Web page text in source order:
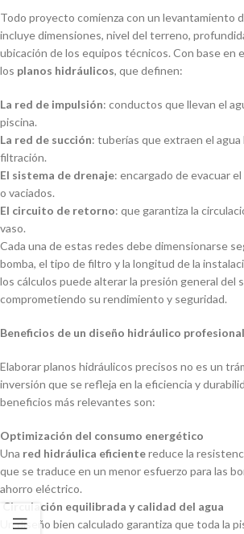
Todo proyecto comienza con un levantamiento
incluye dimensiones, nivel del terreno,
ubicación de los equipos técnicos. Con base en
los planos hidráulicos, que definen:
La red de impulsión: conductos que llevan el
piscina.
La red de succión: tuberías que extraen el agua
filtración.
El sistema de drenaje: encargado de evacuar
o vaciados.
El circuito de retorno: que garantiza la
vaso.
Cada una de estas redes debe dimensionarse
bomba, el tipo de filtro y la longitud de la
los cálculos puede alterar la presión general del
comprometiendo su rendimiento y seguridad.
Beneficios de un diseño hidráulico profesional
Elaborar planos hidráulicos precisos no es un
inversión que se refleja en la eficiencia y
beneficios más relevantes son:
Optimización del consumo energético
Una red hidráulica eficientereduce la
que se traduce en un menor esfuerzo para las
ahorro eléctrico.
Circulación equilibrada y calidad del agua
Un diseño bien calculado garantiza que toda la